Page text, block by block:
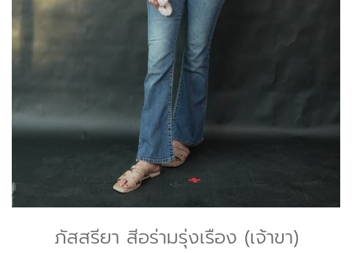
ภัสสรียา สีอร่ามรุ่งเรือง (เจ้าขา)